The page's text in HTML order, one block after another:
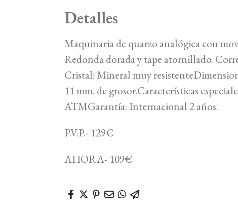
Detalles
Maquinaria de quarzo analógica con
Redonda dorada y tape atornillado.
Cristal: Mineral muy
11 mm. de grosor.Características
ATMGarantía: Internacional 2 años.
P.V.P.- 129€
AHORA- 109€